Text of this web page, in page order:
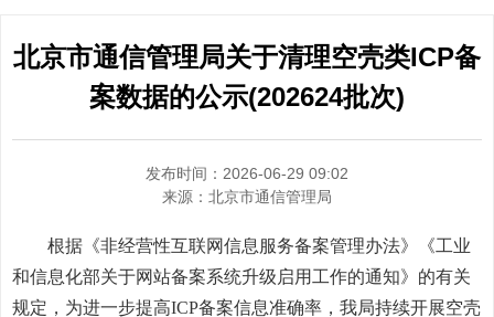
北京市通信管理局关于清理空壳类ICP备
案数据的公示(202624批次)
发布时间：2026-06-29 09:02
来源： 北京市通信管理局
根据《非经营性互联网信息服务备案管理办法》《工业
和信息化部关于网站备案系统升级启用工作的通知》的有关
规定，为进一步提高ICP备案信息准确率，我局持续开展空壳